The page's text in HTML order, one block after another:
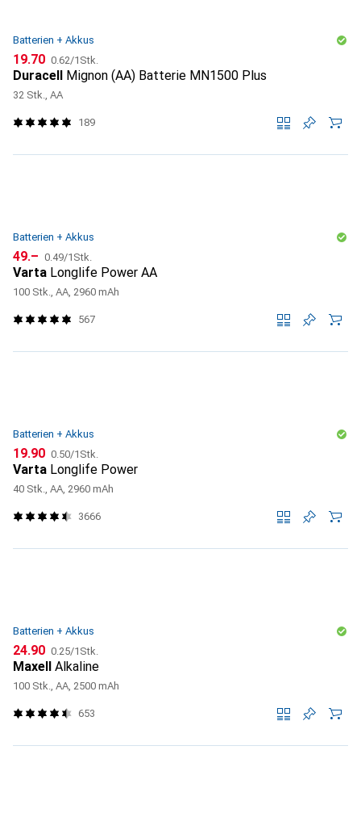
Batterien + Akkus
CHF
19.70 CHF
0.62/1Stk.
Duracell Mignon (AA) Batterie MN1500 Plus
32 Stk., AA
189
Batterien + Akkus
CHF
49.– CHF
0.49/1Stk.
Varta Longlife Power AA
100 Stk., AA, 2960 mAh
567
Batterien + Akkus
CHF
19.90 CHF
0.50/1Stk.
Varta Longlife Power
40 Stk., AA, 2960 mAh
3666
Batterien + Akkus
CHF
24.90 CHF
0.25/1Stk.
Maxell Alkaline
100 Stk., AA, 2500 mAh
653